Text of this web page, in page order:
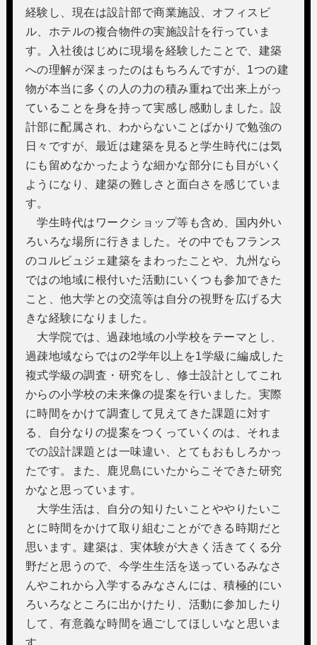
経験し、現在は設計部で商業施設、オフィスビ
ル、ホテルの複合物件の実施設計を行っていま
す。入社後はじめに現場を経験したことで、建築
への理解が深まったのはもちろんですが、1つの建
物が本当に多くの人の力の積み重ねで出来上がっ
ていることを身を持って実感し感動しました。設
計部に配属され、わからないことばかりで勉強の
日々ですが、最近は建築を見ると学生時代には気
にも留めなかったような細かな部分にも目がいく
ようになり、建築の難しさと面白さを感じていま
す。
学生時代はワークショップ等も含め、国内外い
ろいろな場所に行きました。その中でもフランス
のコルビュジェ建築をまわったことや、九州なら
ではの地域に根付いた活動にいくつも参加できた
こと、他大学との交流等は自分の視野を広げる大
きな経験になりました。
大学院では、過疎地域の小学校をテーマとし、
過疎地域ならではの2学年以上を1学級に編成した
複式学級の調査・研究をし、修士設計としてこれ
からの小学校の未来像の提案を行いました。実際
に時間をかけて調査して見えてきた課題に対す
る、自分なりの提案をつくっていくのは、それま
での設計課題とは一味違い、とてもおもしろかっ
たです。また、鹿児島にいたからこそできた研究
かなと思っています。
大学生活は、自分の知りたいことややりたいこ
とに時間をかけて取り組むことができる時期だと
思います。建築は、実体験が大きく活きてくる分
野だと思うので、今学生生活を送っているみなさ
んやこれから入学するみなさんには、積極的にい
ろいろなところに出かけたり、活動に参加したり
して、有意義な時間を過ごしてほしいなと思いま